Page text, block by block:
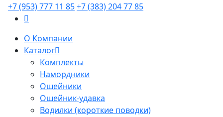
+7 (953) 777 11 85+7 (383) 204 77 85
О Компании
Каталог
Комплекты
Намордники
Ошейники
Ошейник-удавка
Водилки (короткие поводки)